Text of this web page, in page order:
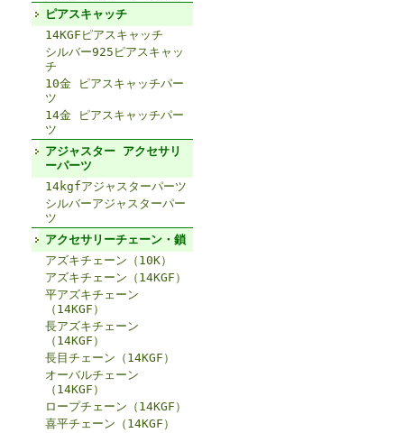
ピアスキャッチ
14KGFピアスキャッチ
シルバー925ピアスキャッ
チ
10金 ピアスキャッチパー
ツ
14金 ピアスキャッチパー
ツ
アジャスター アクセサリ
ーパーツ
14kgfアジャスターパーツ
シルバーアジャスターパー
ツ
アクセサリーチェーン・鎖
アズキチェーン（10K）
アズキチェーン（14KGF）
平アズキチェーン
（14KGF）
長アズキチェーン
（14KGF）
長目チェーン（14KGF）
オーバルチェーン
（14KGF）
ロープチェーン（14KGF）
喜平チェーン（14KGF）